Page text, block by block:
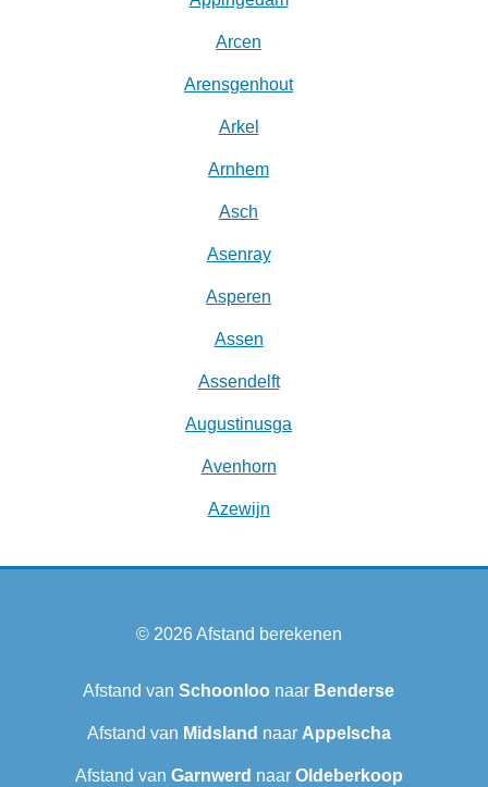
Arcen
Arensgenhout
Arkel
Arnhem
Asch
Asenray
Asperen
Assen
Assendelft
Augustinusga
Avenhorn
Azewijn
© 2026Afstand berekenen
Afstand van Schoonloo naar Benderse
Afstand van Midsland naar Appelscha
Afstand van Garnwerd naar Oldeberkoop